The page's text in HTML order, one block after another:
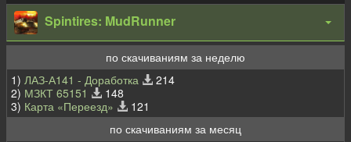
Spintires: MudRunner
по скачиваниям за неделю
1) ЛАЗ-А141 - Доработка
214
2) МЗКТ 65151
148
3) Карта «Переезд»
121
по скачиваниям за месяц